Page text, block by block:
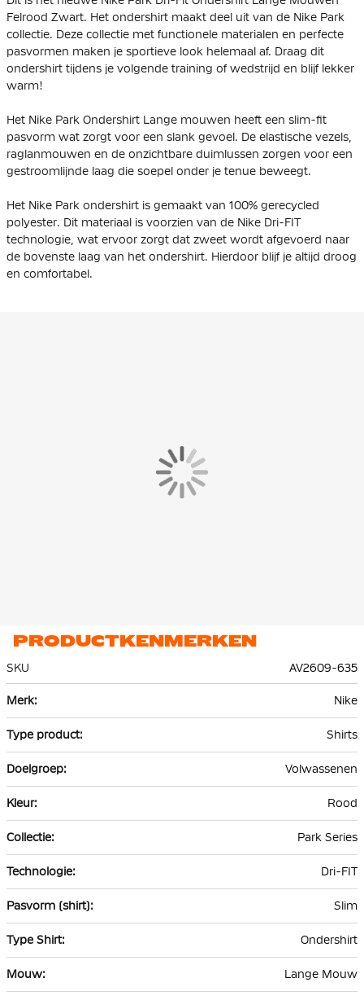
Felrood Zwart. Het ondershirt maakt deel uit van de Nike Park
collectie. Deze collectie met functionele materialen en perfecte
pasvormen maken je sportieve look helemaal af. Draag dit
ondershirt tijdens je volgende training of wedstrijd en blijf lekker
warm!
Het Nike Park Ondershirt Lange mouwen heeft een slim-fit
pasvorm wat zorgt voor een slank gevoel. De elastische vezels,
raglanmouwen en de onzichtbare duimlussen zorgen voor een
gestroomlijnde laag die soepel onder je tenue beweegt.
Het Nike Park ondershirt is gemaakt van 100% gerecycled
polyester. Dit materiaal is voorzien van de Nike Dri-FIT
technologie, wat ervoor zorgt dat zweet wordt afgevoerd naar
de bovenste laag van het ondershirt. Hierdoor blijf je altijd droog
en comfortabel.
PRODUCTKENMERKEN
SKU
AV2609-635
informatie
Nike
Shirts
Volwassenen
Rood
Park Series
Dri-FIT
Slim
Ondershirt
Lange Mouw